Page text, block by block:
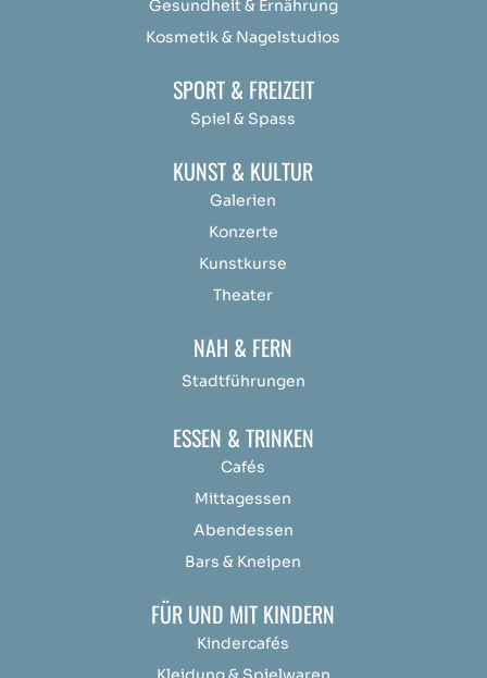
Gesundheit & Ernährung
Kosmetik & Nagelstudios
SPORT & FREIZEIT
Spiel & Spass
KUNST & KULTUR
Galerien
Konzerte
Kunstkurse
Theater
NAH & FERN
Stadtführungen
ESSEN & TRINKEN
Cafés
Mittagessen
Abendessen
Bars & Kneipen
FÜR UND MIT KINDERN
Kindercafés